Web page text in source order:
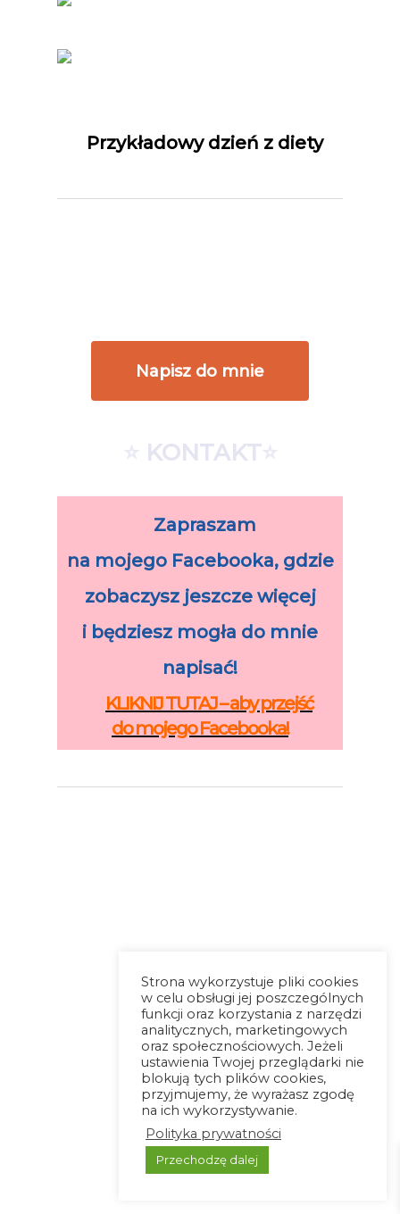
Przykładowy dzień z diety
Napisz do mnie
KONTAKT⭐
Zapraszam
na mojego Facebooka, gdzie
zobaczysz jeszcze więcej
i będziesz mogła do mnie
napisać!
KLIKNIJ TUTAJ – aby przejść
do mojego Facebooka!
Strona wykorzystuje pliki cookies
w celu obsługi jej poszczególnych
funkcji oraz korzystania z narzędzi
analitycznych, marketingowych
oraz społecznościowych. Jeżeli
ustawienia Twojej przeglądarki nie
blokują tych plików cookies,
przyjmujemy, że wyrażasz zgodę
na ich wykorzystywanie.
Polityka prywatności
Przechodzę dalej